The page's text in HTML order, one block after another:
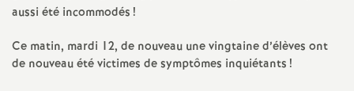
d
aussi été incommodés !
Ce matin, mardi 12, de nouveau une vingtaine d’élèves ont
de nouveau été victimes de symptômes inquiétants !